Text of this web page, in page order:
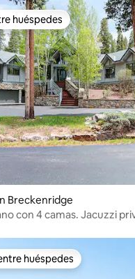
huéspedes
huéspedes
Breckenridge
con 4 camas. Jacuzzi
en Favorito entre
huéspedes